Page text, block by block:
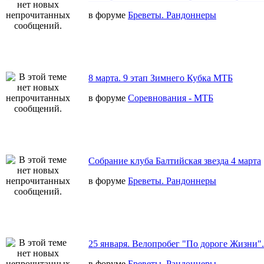
в форуме Бреветы. Рандоннеры
8 марта. 9 этап Зимнего Кубка МТБ
в форуме Соревнования - МТБ
Собрание клуба Балтийская звезда 4 марта
в форуме Бреветы. Рандоннеры
25 января. Велопробег "По дороге Жизни".